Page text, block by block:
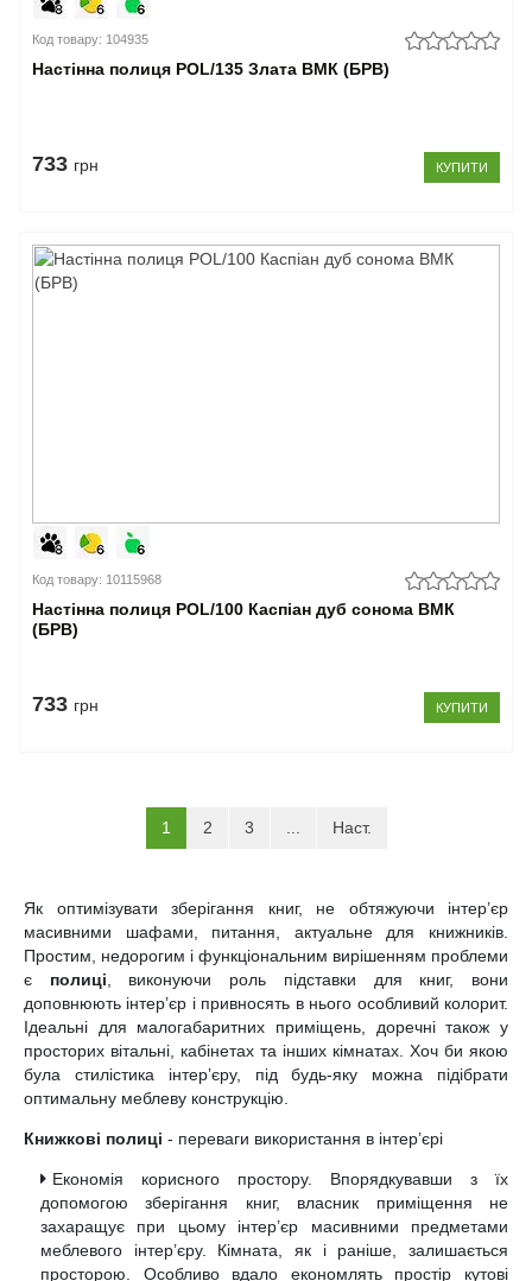
Код товару: 104935
Настінна полиця POL/135 Злата ВМК (БРВ)
733 грн КУПИТИ
Код товару: 10115968
Настінна полиця POL/100 Каспіан дуб сонома ВМК
(БРВ)
733 грн КУПИТИ
1 (current)
2 3 Наст.
Як оптимізувати зберігання книг, не обтяжуючи інтер’єр
масивними шафами, питання, актуальне для книжників.
Простим, недорогим і функціональним вирішенням проблеми
є полиці , виконуючи роль підставки для книг, вони
доповнюють інтер’єр і привносять в нього особливий колорит.
Ідеальні для малогабаритних приміщень, доречні також у
просторих вітальні, кабінетах та інших кімнатах. Хоч би якою
була стилістика інтер’єру, під будь-яку можна підібрати
оптимальну меблеву конструкцію.
Книжкові полиці - переваги використання в інтер’єрі
Економія корисного простору. Впорядкувавши з їх
допомогою зберігання книг, власник приміщення не
захаращує при цьому інтер’єр масивними предметами
меблевого інтер’єру. Кімната, як і раніше, залишається
просторою. Особливо вдало економлять простір кутові